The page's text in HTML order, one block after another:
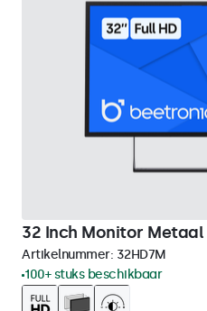
32 Inch Monitor Metaal
Artikelnummer: 32HD7M
100+ stuks beschikbaar